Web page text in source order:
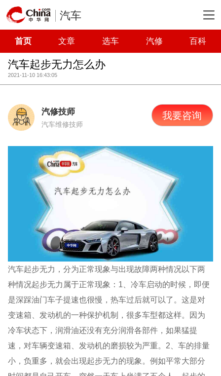
汽车
首页 文章 选车 汽修 百科
汽车起步无力怎么办
2021-11-10 16:43:05
汽修技师
汽车维修技师
我要咨询
汽车起步无力，分为正常现象与出现故障两种情况以下两
种情况起步无力属于正常现象：1、冷车启动的时候，即便
是深踩油门车子提速也很慢，热车过后就可以了。这是对
变速箱、发动机的一种保护机制，很多车型都这样。因为
冷车状态下，润滑油还没有充分润滑各部件，如果猛提
速，对车辆变速箱、发动机的磨损较为严重。2、车的排量
小，负重多，就会出现起步无力的现象。例如平常大部分